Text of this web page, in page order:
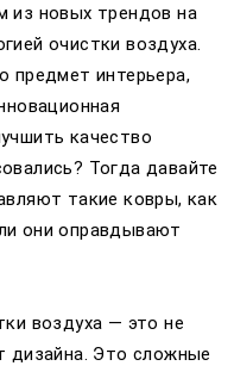
из новых трендов на
очистки воздуха.
предмет интерьера,
качество
Тогда давайте
такие ковры, как
они оправдывают
воздуха — это не
дизайна. Это сложные